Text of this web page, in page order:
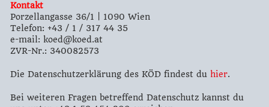
Kontakt
Porzellangasse 36/1 | 1090 Wien
Telefon: +43 / 1 / 317 44 35
e-mail: koed@koed.at
ZVR-Nr.: 340082573
Die Datenschutzerklärung des KÖD findest du hier.
Bei weiteren Fragen betreffend Datenschutz kannst du